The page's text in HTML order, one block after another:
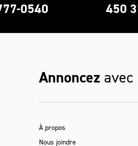
0540 450
Annoncez avec
À propos
Nous joindre